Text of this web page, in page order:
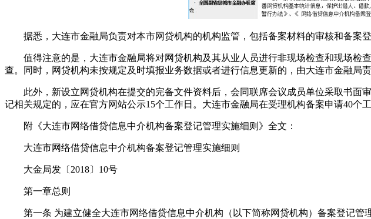
据悉，大连市金融局负责对本市网贷机构的机构监管，包括备案材料的审核和备案
值得注意的是，大连市金融局将对网贷机构及其从业人员进行非现场检查和现场检
查。同时，网贷机构未按规定及时填报业务数据或者进行信息更新的，由大连市金融局
此外，新设立网贷机构在提交的完备文件资料后，会同联席会议成员单位采取书面
记相关规定的，应在官方网站公示15个工作日。大连市金融局在受理机构备案申请40个
附《大连市网络借贷信息中介机构备案登记管理实施细则》全文：
大连市网络借贷信息中介机构备案登记管理实施细则
大金局发〔2018〕10号
第一章总则
第一条 为建立健全大连市网络借贷信息中介机构（以下简称网贷机构）备案登记管